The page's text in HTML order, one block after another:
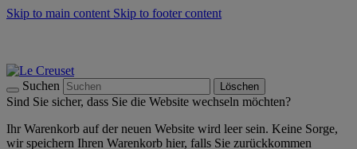
Skip to main content Skip to footer content
Suchen Löschen
Sind Sie sicher, dass Sie die Website wechseln möchten?
Ihr Warenkorb auf der neuen Website wird leer sein. Keine Sorge,
wir speichern Ihren Warenkorb hier, falls Sie zurückkommen